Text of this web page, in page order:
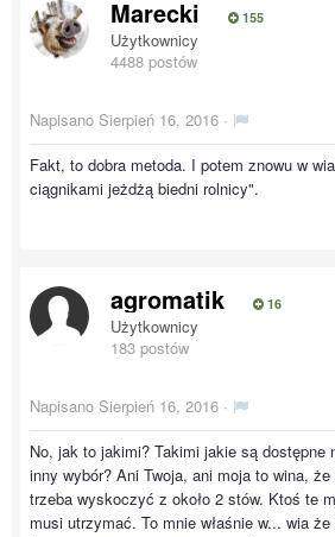
Marecki 155
Użytkownicy
4488 postów
Napisano Sierpień 16, 2016 ·
Fakt, to dobra metoda. I potem znowu w
ciągnikami jeżdżą biedni rolnicy".
agromatik 16
Użytkownicy
183 postów
Napisano Sierpień 16, 2016 ·
No, jak to jakimi? Takimi jakie są dostępne
inny wybór? Ani Twoja, ani moja to wina,
trzeba wyskoczyć z około 2 stów. Ktoś te
musi utrzymać. To mnie właśnie w... wia